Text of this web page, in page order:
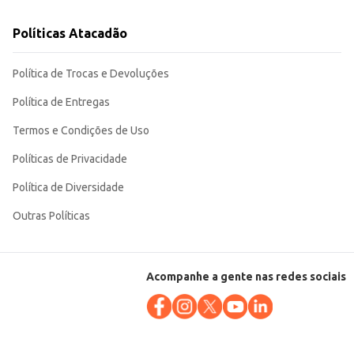
Políticas Atacadão
Política de Trocas e Devoluções
Política de Entregas
Termos e Condições de Uso
Políticas de Privacidade
Política de Diversidade
Outras Políticas
Acompanhe a gente nas redes sociais